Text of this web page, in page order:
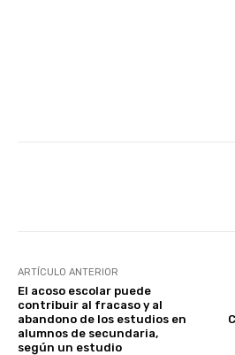
ARTÍCULO ANTERIOR
El acoso escolar puede
contribuir al fracaso y al
abandono de los estudios en
alumnos de secundaria,
según un estudio